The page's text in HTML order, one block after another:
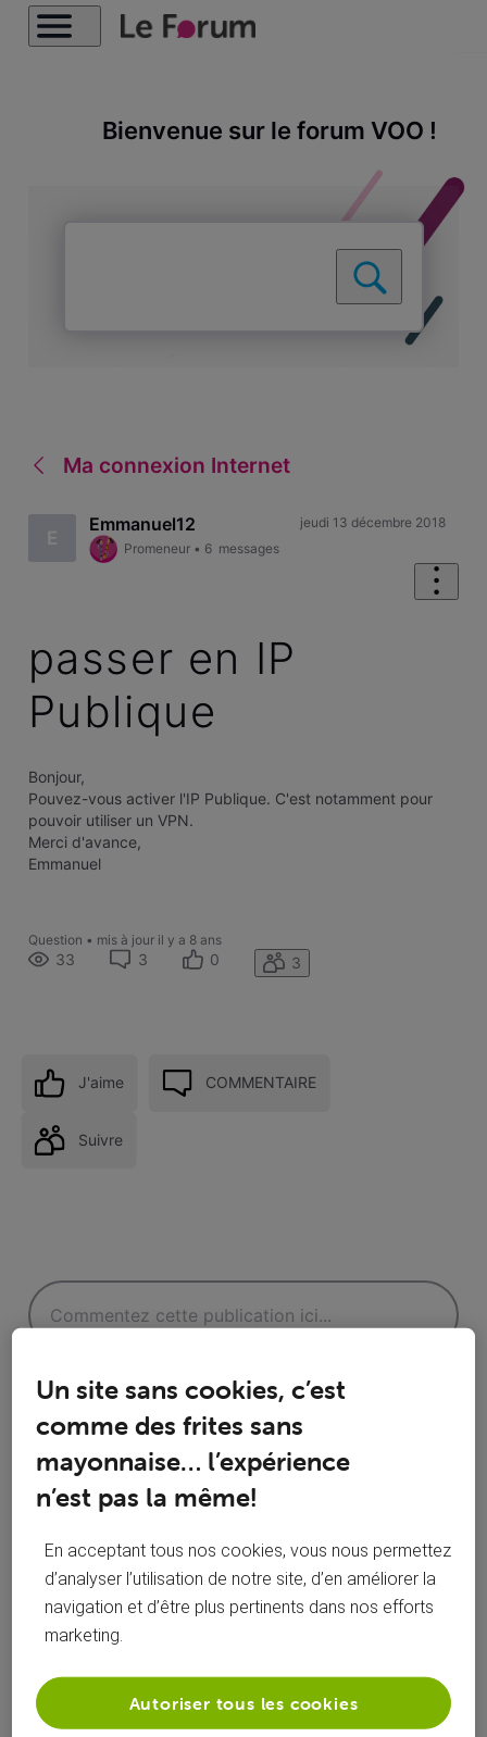
Bienvenue sur le forum VOO !
Ma connexion Internet
E
Emmanuel12
Promeneur • 6 messages
jeudi 13 décembre 2018
passer en IP
Publique
Bonjour,
Pouvez-vous activer l'IP Publique. C'est notamment pour
pouvoir utiliser un VPN.
Merci d'avance,
Emmanuel
Question • mis à jour il y a 8 ans
33 3 0 3
J'aime COMMENTAIRE
Suivre
Réponses
Oldest First
Oldest
Un site sans cookies, c’est
comme des frites sans
mayonnaise… l’expérience
n’est pas la même!
En acceptant tous nos cookies, vous nous permettez
d’analyser l’utilisation de notre site, d’en améliorer la
navigation et d’être plus pertinents dans nos efforts
marketing.
Autoriser tous les cookies